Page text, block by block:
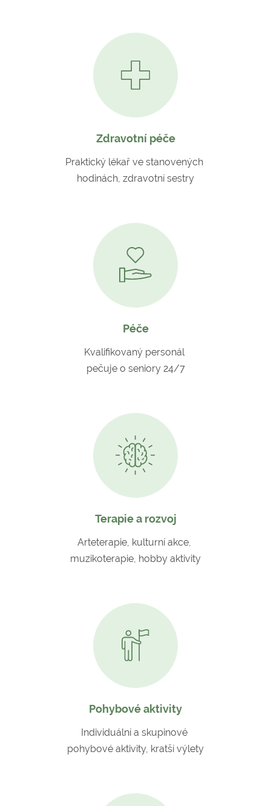
Zdravotní péče
Praktický lékař ve stanovených
hodinách, zdravotní sestry
Péče
Kvalifikovaný personál
pečuje o seniory 24/7
Terapie a rozvoj
Arteterapie, kulturní akce,
muzikoterapie, hobby aktivity
Pohybové aktivity
Individuální a skupinové
pohybové aktivity, kratší výlety